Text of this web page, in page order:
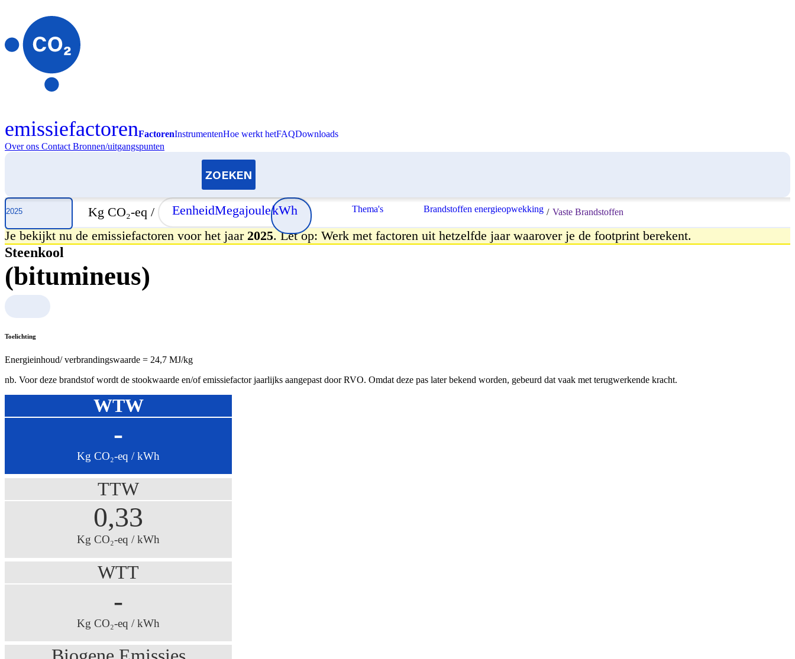
emissiefactorenFactorenInstrumentenHoe werkt hetFAQDownloads
Over ons Contact Bronnen/uitgangspunten
Selecteer jaar
Kg CO₂-eq / EenheidMegajoulekWh Thema's Brandstoffen energieopwekking / Vaste Brandstoffen
Je bekijkt nu de emissiefactoren voor het jaar 2025. Let op: Werk met factoren uit hetzelfde jaar waarover je de footprint berekent.
Steenkool
(bitumineus)
Toelichting
Energieinhoud/ verbrandingswaarde = 24,7 MJ/kg
nb. Voor deze brandstof wordt de stookwaarde en/of emissiefactor jaarlijks aangepast door RVO. Omdat deze pas later bekend worden, gebeurd dat vaak met terugwerkende kracht.
WTW
-
Kg CO₂-eq / kWh
TTW
0,33
Kg CO₂-eq / kWh
WTT
-
Kg CO₂-eq / kWh